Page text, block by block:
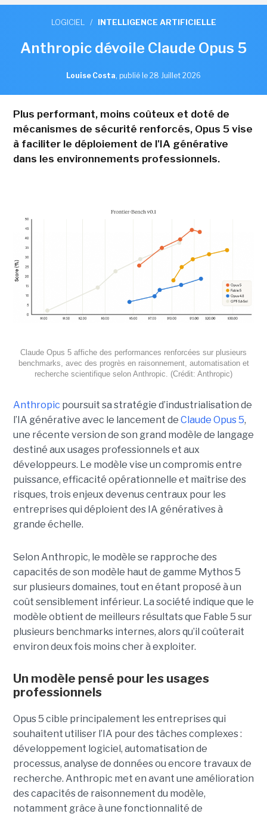
LOGICIEL / INTELLIGENCE ARTIFICIELLE
Anthropic dévoile Claude Opus 5
Louise Costa, publié le 28 Juillet 2026
Plus performant, moins coûteux et doté de
mécanismes de sécurité renforcés, Opus 5 vise
à faciliter le déploiement de l'IA générative
dans les environnements professionnels.
Claude Opus 5 affiche des performances renforcées sur plusieurs
benchmarks, avec des progrès en raisonnement, automatisation et
recherche scientifique selon Anthropic. (Crédit: Anthropic)
Anthropic poursuit sa stratégie d’industrialisation de
l’IA générative avec le lancement de Claude Opus 5,
une récente version de son grand modèle de langage
destiné aux usages professionnels et aux
développeurs. Le modèle vise un compromis entre
puissance, efficacité opérationnelle et maîtrise des
risques, trois enjeux devenus centraux pour les
entreprises qui déploient des IA génératives à
grande échelle.
Selon Anthropic, le modèle se rapproche des
capacités de son modèle haut de gamme Mythos 5
sur plusieurs domaines, tout en étant proposé à un
coût sensiblement inférieur. La société indique que le
modèle obtient de meilleurs résultats que Fable 5 sur
plusieurs benchmarks internes, alors qu’il coûterait
environ deux fois moins cher à exploiter.
Un modèle pensé pour les usages
professionnels
Opus 5 cible principalement les entreprises qui
souhaitent utiliser l’IA pour des tâches complexes :
développement logiciel, automatisation de
processus, analyse de données ou encore travaux de
recherche. Anthropic met en avant une amélioration
des capacités de raisonnement du modèle,
notamment grâce à une fonctionnalité de